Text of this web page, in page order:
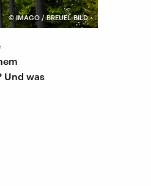
©IMAGO / BREUEL-BILD
Und was